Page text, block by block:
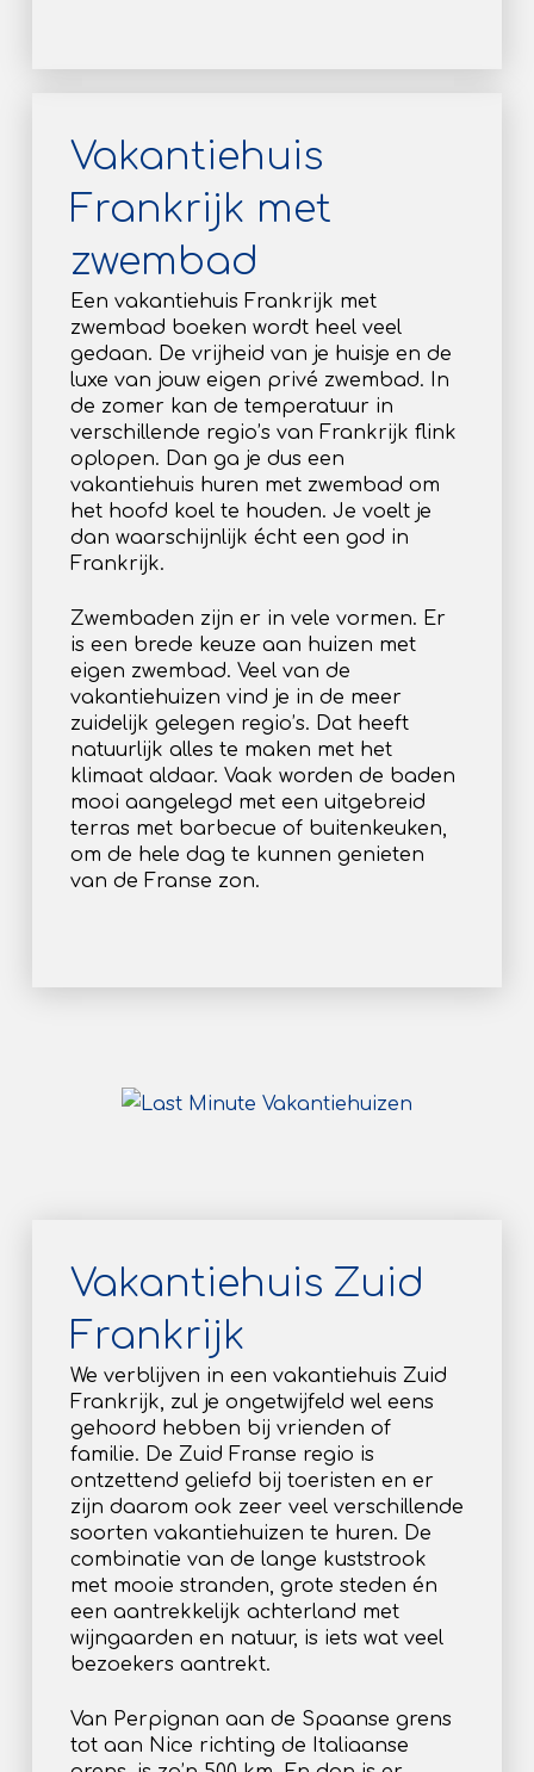
Vakantiehuis
Frankrijk met
zwembad
Een vakantiehuis Frankrijk met
zwembad boeken wordt heel veel
gedaan. De vrijheid van je huisje en de
luxe van jouw eigen privé zwembad. In
de zomer kan de temperatuur in
verschillende regio’s van Frankrijk flink
oplopen. Dan ga je dus een
vakantiehuis huren met zwembad om
het hoofd koel te houden. Je voelt je
dan waarschijnlijk écht een god in
Frankrijk.
Zwembaden zijn er in vele vormen. Er
is een brede keuze aan huizen met
eigen zwembad. Veel van de
vakantiehuizen vind je in de meer
zuidelijk gelegen regio’s. Dat heeft
natuurlijk alles te maken met het
klimaat aldaar. Vaak worden de baden
mooi aangelegd met een uitgebreid
terras met barbecue of buitenkeuken,
om de hele dag te kunnen genieten
van de Franse zon.
Vakantiehuis Zuid
Frankrijk
We verblijven in een vakantiehuis Zuid
Frankrijk, zul je ongetwijfeld wel eens
gehoord hebben bij vrienden of
familie. De Zuid Franse regio is
ontzettend geliefd bij toeristen en er
zijn daarom ook zeer veel verschillende
soorten vakantiehuizen te huren. De
combinatie van de lange kuststrook
met mooie stranden, grote steden én
een aantrekkelijk achterland met
wijngaarden en natuur, is iets wat veel
bezoekers aantrekt.
Van Perpignan aan de Spaanse grens
tot aan Nice richting de Italiaanse